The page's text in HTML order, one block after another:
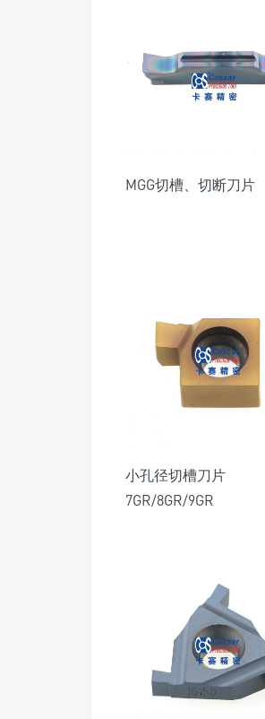
MGG切槽、切断刀片
小孔径切槽刀片
7GR/8GR/9GR